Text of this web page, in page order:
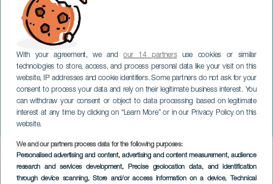
With your agreement, we andour 14 partnersuse cookies or similar
technologies to store, access, and process personal data like your visit on this
website, IP addresses and cookie identifiers. Some partners do not ask for your
consent to process your data and rely on their legitimate business interest. You
can withdraw your consent or object to data processing based on legitimate
interest at any time by clicking on “Learn More” or in our Privacy Policy on this
website.
We and our partners process data for the following purposes:
Personalised advertising and content, advertising and content measurement, audience
research and services development, Precise geolocation data, and identification
through device scanning, Store and/or access information on a device, Technical
Craft Beer Festival
TENERIFE
Imagen
Listado